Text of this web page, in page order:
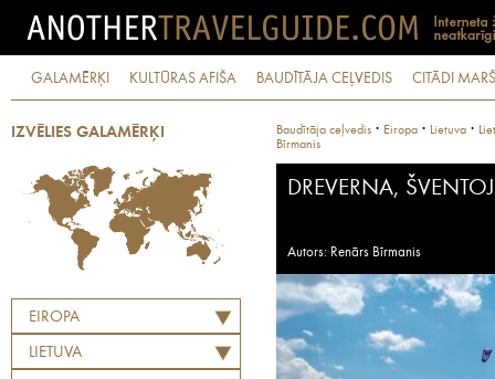
GALAMĒRĶI KULTŪRAS AFIŠA BAUDĪTĀJA CEĻVEDIS CITĀDI
IZVĒLIES GALAMĒRĶI
EIROPA
LIETUVA
Baudītāja ceļvedis · Eiropa · Lietuva ·
Bīrmanis
DREVERNA,
Autors: Renārs Bīrmanis